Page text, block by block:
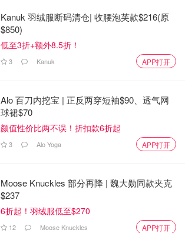
Gucci 眉笔
Sephora
Kanuk 羽绒服断码清仓| 收腰泡芙款$216(原
$850)
低至3折+额外8.5折！
3 Kanuk APP打开
Alo 百刀内挖宝 | 正反两穿短袖$90、透气网
球裙$70
颜值性价比两不误！折扣款6折起
3 Alo Yoga APP打开
Moose Knuckles 部分再降 | 魏大勋同款夹克
$237
6折起！羽绒服低至$270
12 Moose Knuckles APP打开